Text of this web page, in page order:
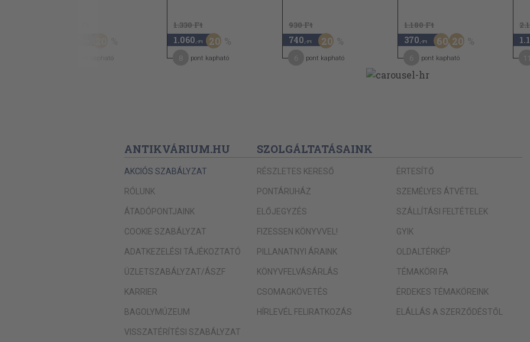
pont kapható
1.330 Ft
1.060 ,-Ft 20
pont kapható
930 Ft
740 ,-Ft 20
pont kapható
1.180 Ft
370 ,-Ft 60 20
pont kapható
ANTIKVÁRIUM.HU
AKCIÓS SZABÁLYZAT
RÓLUNK
ÁTADÓPONTJAINK
COOKIE SZABÁLYZAT
ADATKEZELÉSI TÁJÉKOZTATÓ
ÜZLETSZABÁLYZAT/ÁSZF
KARRIER
BAGOLYMÚZEUM
VISSZATÉRÍTÉSI SZABÁLYZAT
SZOLGÁLTATÁSAINK
RÉSZLETES KERESŐ
PONTÁRUHÁZ
ELŐJEGYZÉS
FIZESSEN KÖNYVVEL!
PILLANATNYI ÁRAINK
KÖNYVFELVÁSÁRLÁS
CSOMAGKÖVETÉS
HÍRLEVÉL FELIRATKOZÁS
ÉRTESÍTŐ
SZEMÉLYES ÁTVÉTEL
SZÁLLÍTÁSI FELTÉTELEK
GYIK
OLDALTÉRKÉP
TÉMAKÖRI FA
ÉRDEKES TÉMAKÖREINK
ELÁLLÁS A SZERZŐDÉSTŐL